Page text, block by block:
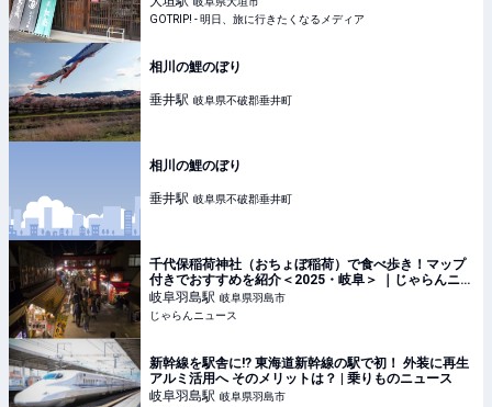
GOTRIP! - 明日、旅に行きたくなるメディア
相川の鯉のぼり
垂井駅 岐阜県不破郡垂井町
相川の鯉のぼり
垂井駅 岐阜県不破郡垂井町
千代保稲荷神社（おちょぼ稲荷）で食べ歩き！マップ
付きでおすすめを紹介＜2025・岐阜＞ ｜じゃらんニュ
ース
岐阜羽島駅 岐阜県羽島市
じゃらんニュース
新幹線を駅舎に!? 東海道新幹線の駅で初！ 外装に再生
アルミ活用へ そのメリットは？ | 乗りものニュース
岐阜羽島駅 岐阜県羽島市